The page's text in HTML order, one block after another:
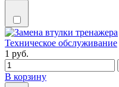
Техническое обслуживание
1 руб.
В корзину